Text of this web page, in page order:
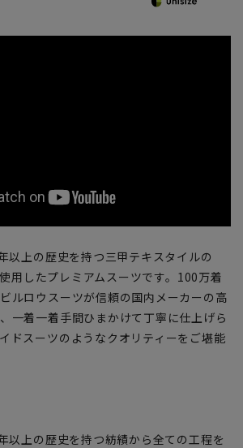
以上の歴史を持つ三甲テキスタイルの
用したプレミアムスーツです。100万着
ルロウスーツが信頼の国内メーカーの高
一着一着手間ひまかけて丁寧に仕上げら
ドスーツのようなクオリティーをご堪能
以上の歴史を持つ紡績から全ての工程を